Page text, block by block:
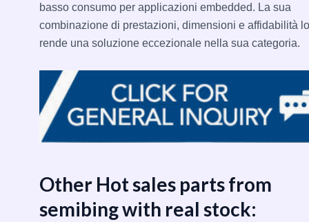
basso consumo per applicazioni embedded. La sua
combinazione di prestazioni, dimensioni e affidabilità lo
rende una soluzione eccezionale nella sua categoria.
Other Hot sales parts from
semibing with real stock: